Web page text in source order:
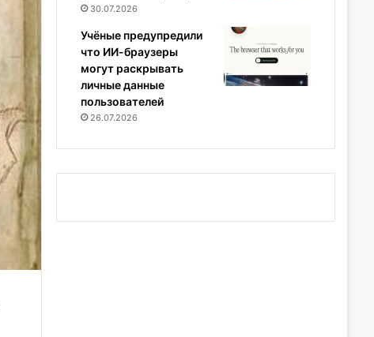
30.07.2026
Учёные предупредили
что ИИ-браузеры
могут раскрывать
личные данные
пользователей
26.07.2026